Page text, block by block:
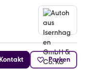
Kontakt Parken